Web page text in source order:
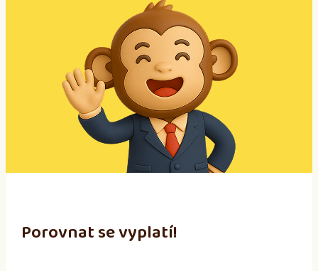
:
Porovnat se vyplatí!